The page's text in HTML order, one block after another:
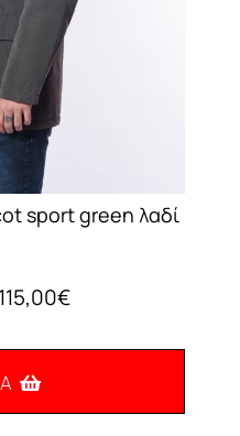
sport green λαδί
Original
149,95€.
115,00€Η
τιμή